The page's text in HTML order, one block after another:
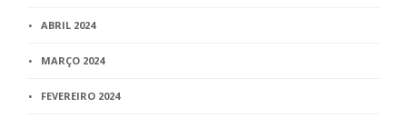
ABRIL 2024
MARÇO 2024
FEVEREIRO 2024